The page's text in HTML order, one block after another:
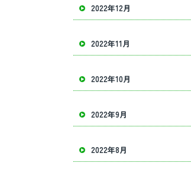
2022年12月
2022年11月
2022年10月
2022年9月
2022年8月